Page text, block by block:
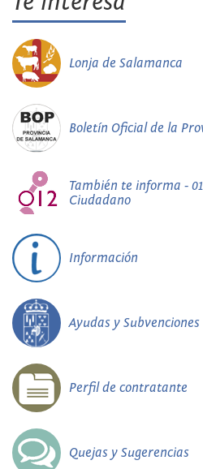
Lonja de Salamanca
Boletín Oficial de la
También te informa -
Ciudadano
Información
Ayudas y Subvenciones
Perfil de contratante
Quejas y Sugerencias